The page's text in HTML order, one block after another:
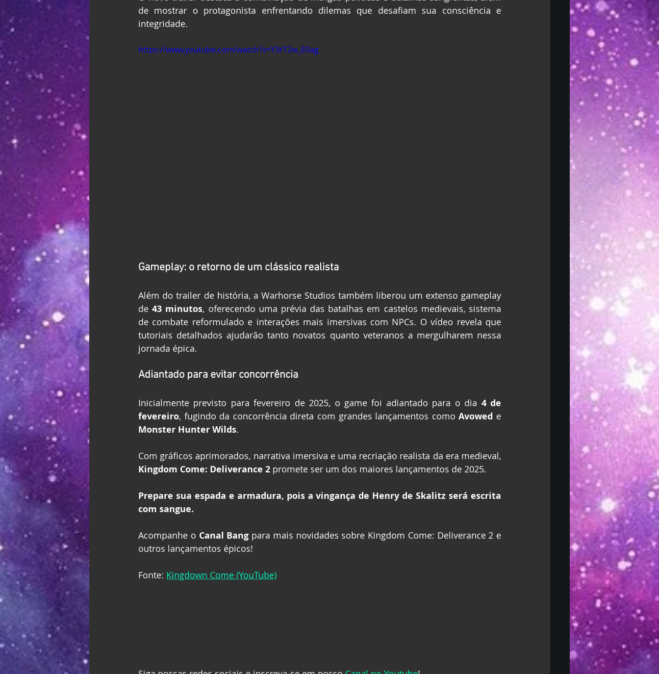
de mostrar o protagonista enfrentando dilemas que desafiam sua consciência e
integridade.
https://www.youtube.com/watch?v=Y3rT2w_E0ag
Gameplay: o retorno de um clássico realista
Além do trailer de história, a Warhorse Studios também liberou um extenso gameplay
de 43 minutos, oferecendo uma prévia das batalhas em castelos medievais, sistema
de combate reformulado e interações mais imersivas com NPCs. O vídeo revela que
tutoriais detalhados ajudarão tanto novatos quanto veteranos a mergulharem nessa
jornada épica.
Adiantado para evitar concorrência
Inicialmente previsto para fevereiro de 2025, o game foi adiantado para o dia 4 de
fevereiro, fugindo da concorrência direta com grandes lançamentos como Avowed
Monster Hunter Wilds.
Kingdom Come: Deliverance 2 promete ser um dos maiores lançamentos de 2025.
Prepare sua espada e armadura, pois a vingança de Henry de Skalitz será escrita
com sangue.
Acompanhe o Canal Bang para mais novidades sobre Kingdom Come: Deliverance 2 e
outros lançamentos épicos!
Fonte: Kingdown Come (YouTube)